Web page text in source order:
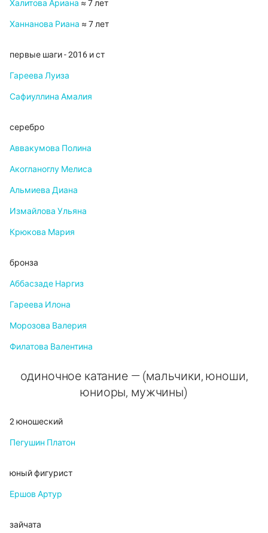
Халитова Ариана ≈ 7 лет
Ханнанова Риана ≈ 7 лет
первые шаги - 2016 и ст
Гареева Луиза
Сафиуллина Амалия
серебро
Аввакумова Полина
Акогланоглу Мелиса
Альмиева Диана
Измайлова Ульяна
Крюкова Мария
бронза
Аббасзаде Наргиз
Гареева Илона
Морозова Валерия
Филатова Валентина
одиночное катание — (мальчики, юноши,
юниоры, мужчины)
2 юношеский
Пегушин Платон
юный фигурист
Ершов Артур
зайчата